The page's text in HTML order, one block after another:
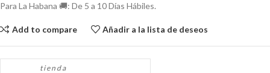
Para La Habana 🚚: De 5 a 10 Días Hábiles.
Add to compare Añadir a la lista de deseos
tienda